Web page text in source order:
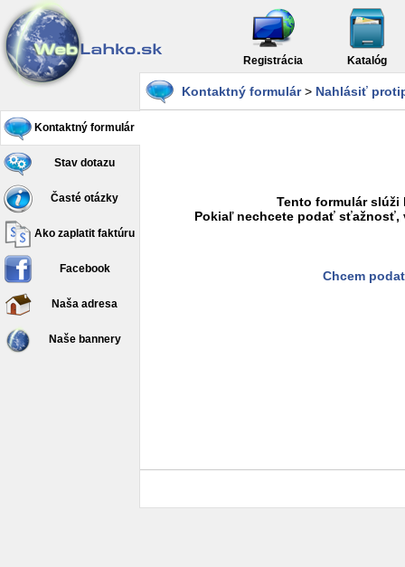
Registrácia Katalóg
Kontaktný formulár
Stav dotazu
Časté otázky
Ako zaplatit faktúru
Facebook
Naša adresa
Naše bannery
Kontaktný formulár> Nahlásiť
Tento formulár
Pokiaľ nechcete podať
Chcem